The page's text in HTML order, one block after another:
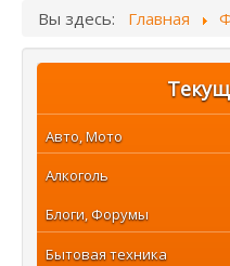
Вы здесь: Главная
Авто, Мото
Алкоголь
Блоги, Форумы
Бытовая техника